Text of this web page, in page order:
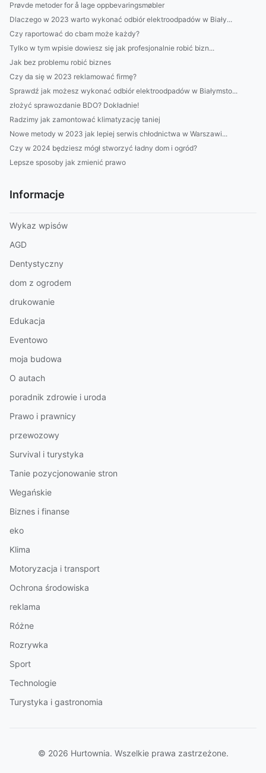
Prøvde metoder for å lage oppbevaringsmøbler
Dlaczego w 2023 warto wykonać odbiór elektroodpadów w Biały...
Czy raportować do cbam może każdy?
Tylko w tym wpisie dowiesz się jak profesjonalnie robić bizn...
Jak bez problemu robić biznes
Czy da się w 2023 reklamować firmę?
Sprawdź jak możesz wykonać odbiór elektroodpadów w Białymsto...
złożyć sprawozdanie BDO? Dokładnie!
Radzimy jak zamontować klimatyzację taniej
Nowe metody w 2023 jak lepiej serwis chłodnictwa w Warszawi...
Czy w 2024 będziesz mógł stworzyć ładny dom i ogród?
Lepsze sposoby jak zmienić prawo
Informacje
Wykaz wpisów
AGD
Dentystyczny
dom z ogrodem
drukowanie
Edukacja
Eventowo
moja budowa
O autach
poradnik zdrowie i uroda
Prawo i prawnicy
przewozowy
Survival i turystyka
Tanie pozycjonowanie stron
Wegańskie
Biznes i finanse
eko
Klima
Motoryzacja i transport
Ochrona środowiska
reklama
Różne
Rozrywka
Sport
Technologie
Turystyka i gastronomia
© 2026 Hurtownia. Wszelkie prawa zastrzeżone.